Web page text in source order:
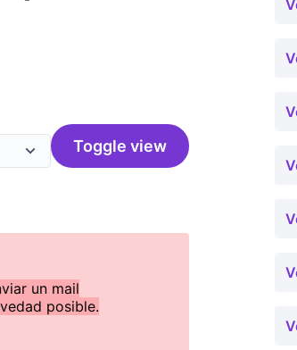
Toggle view
un mail
posible.